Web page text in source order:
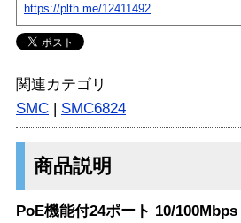
https://plth.me/12411492
関連カテゴリ
SMC | SMC6824
商品説明
PoE機能付24ポート 10/